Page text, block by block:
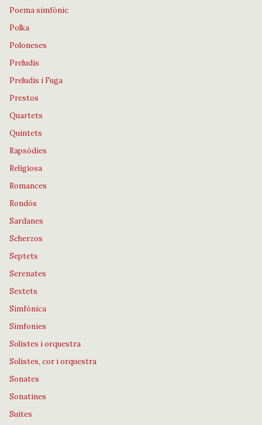
Poema simfònic
Polka
Poloneses
Preludis
Preludis i Fuga
Prestos
Quartets
Quintets
Rapsòdies
Religiosa
Romances
Rondós
Sardanes
Scherzos
Septets
Serenates
Sextets
Simfònica
Simfonies
Solistes i orquestra
Solistes, cor i orquestra
Sonates
Sonatines
Suites